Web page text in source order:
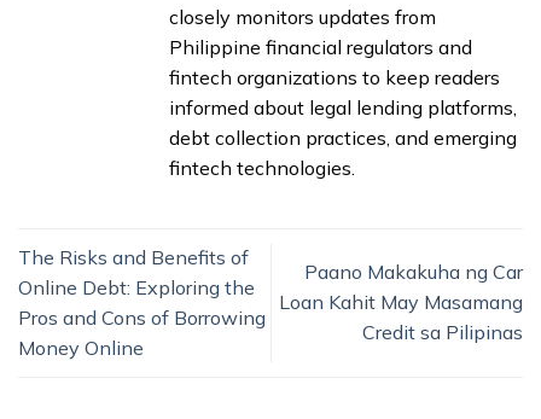
closely monitors updates from
Philippine financial regulators and
fintech organizations to keep readers
informed about legal lending platforms,
debt collection practices, and emerging
fintech technologies.
The Risks and Benefits of
Online Debt: Exploring the
Pros and Cons of Borrowing
Money Online
Paano Makakuha ng Car
Loan Kahit May Masamang
Credit sa Pilipinas